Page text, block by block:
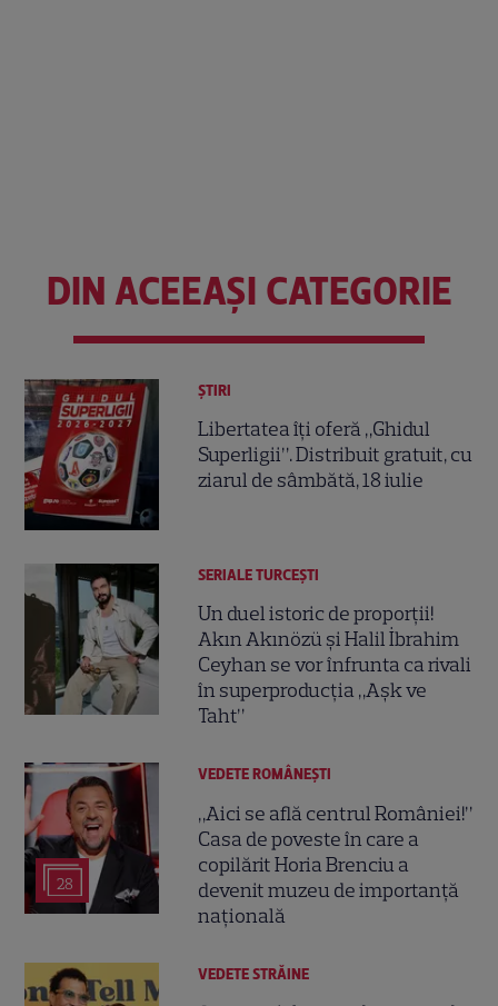
DIN ACEEAȘI CATEGORIE
ȘTIRI
Libertatea îți oferă „Ghidul
Superligii”. Distribuit gratuit, cu
ziarul de sâmbătă, 18 iulie
SERIALE TURCEŞTI
Un duel istoric de proporții!
Akın Akınözü și Halil İbrahim
Ceyhan se vor înfrunta ca rivali
în superproducția „Aşk ve
Taht”
28
VEDETE ROMÂNEŞTI
„Aici se află centrul României!”
Casa de poveste în care a
copilărit Horia Brenciu a
devenit muzeu de importanță
națională
VEDETE STRĂINE